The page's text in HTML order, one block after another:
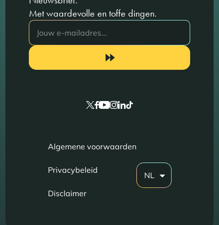
Met waardevolle en toffe dingen.
Algemene voorwaarden
Privacybeleid
Disclaimer
NL